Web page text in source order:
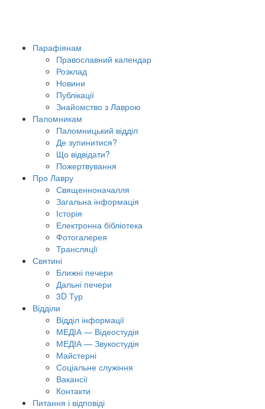
Парафіянам
Православний календар
Розклад
Новини
Публікації
Знайомство з Лаврою
Паломникам
Паломницький відділ
Де зупинитися?
Що відвідати?
Пожертвування
Про Лавру
Священноначалля
Загальна інформація
Історія
Електронна бібліотека
Фотогалерея
Трансляцiї
Святині
Ближні печери
Дальні печери
3D Тур
Відділи
Відділ інформації
МЕДІА — Відеостудія
МЕДІА — Звукостудія
Майстерні
Соціальне служіння
Вакансії
Контакти
Питання і відповіді